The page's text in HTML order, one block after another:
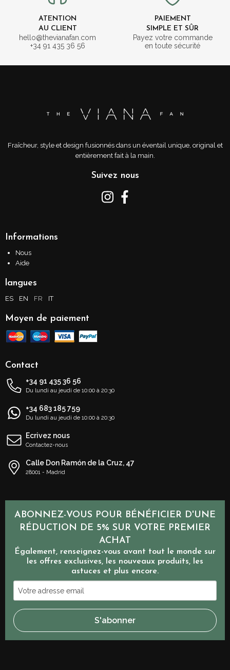
ATENTION
AU CLIENT
hello@thevianafan.com
+34 91 435 36 56
PAIEMENT
SIMPLE ET SÛR
Payez votre commande
en toute sécurité
Fraîcheur, style et design fusionnés dans un éventail unique, original et
entièrement fait à la main.
Suivez nous
Informations
Nous
Aide
langues
ES EN FR IT
Moyen de paiement
Contact
+34 91 435 36 56
Du lundi au jeudi de 10:00 à 20:30
+34 683 185 759
Du lundi au jeudi de 10:00 à 20:30
Ecrivez nous
Contactez-nous
Calle Don Ramón de la Cruz, 47
28001 - Madrid
ABONNEZ-VOUS POUR BÉNÉFICIER D'UNE
RÉDUCTION DE 5% SUR VOTRE PREMIER
ACHAT
Également, renseignez-vous avant tout le monde sur
les offres exclusives, les nouveaux produits, les
astuces et plus encore.
Votre
adresse
email
S'abonner